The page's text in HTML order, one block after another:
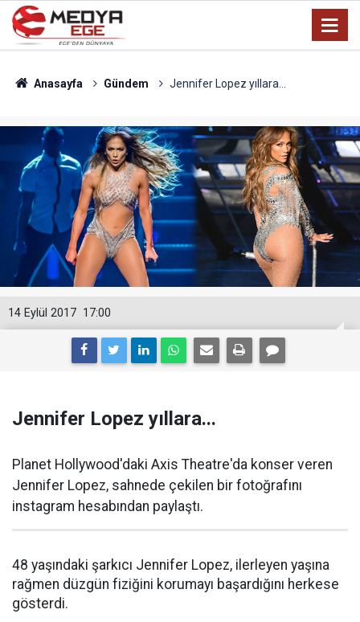
Anasayfa Gündem Jennifer Lopez yıllara...
17:00
14 Eylül 2017
Jennifer Lopez yıllara...
Planet Hollywood'daki Axis Theatre'da konser veren
Jennifer Lopez, sahnede çekilen bir fotoğrafını
instagram hesabından paylaştı.
48 yaşındaki şarkıcı Jennifer Lopez, ilerleyen yaşına
rağmen düzgün fiziğini korumayı başardığını herkese
gösterdi.